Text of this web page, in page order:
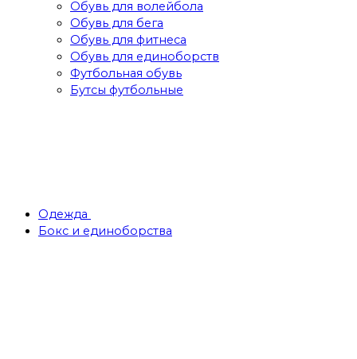
Обувь для волейбола
Обувь для бега
Обувь для фитнеса
Обувь для единоборств
Футбольная обувь
Бутсы футбольные
Одежда
Бокс и единоборства